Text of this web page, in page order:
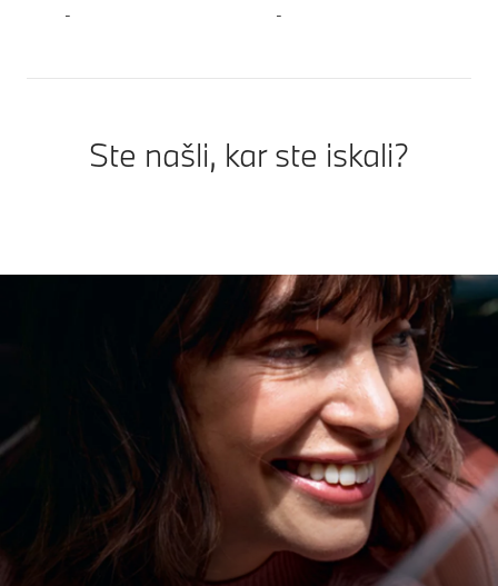
- -
Ste našli, kar ste iskali?